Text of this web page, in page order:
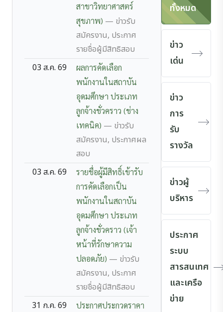
สาขาวิทยาศาสตร์
สุขภาพ) — ข่าวรับ
สมัครงาน, ประกาศ
รายชื่อผู้มีสิทธิสอบ
03 ส.ค. 69
ผลการคัดเลือก
พนักงานในสถาบัน
อุดมศึกษา ประเภท
ลูกจ้างชั่วคราว (ช่าง
เทคนิค) — ข่าวรับ
สมัครงาน, ประกาศผล
สอบ
03 ส.ค. 69
รายชื่อผู้มีสิทธิ์เข้ารับ
การคัดเลือกเป็น
พนักงานในสถาบัน
อุดมศึกษา ประเภท
ลูกจ้างชั่วคราว (เจ้า
หน้าที่รักษาความ
ปลอดภัย) — ข่าวรับ
สมัครงาน, ประกาศ
รายชื่อผู้มีสิทธิสอบ
31 ก.ค. 69
ประกาศประกวดราคา
ทั้งหมด
ข่าว
เด่น
ข่าว
การ
รับ
รางวัล
ข่าวผู้
บริหาร
ประกาศ
ระบบ
สารสนเทศ
และเครือ
ข่าย